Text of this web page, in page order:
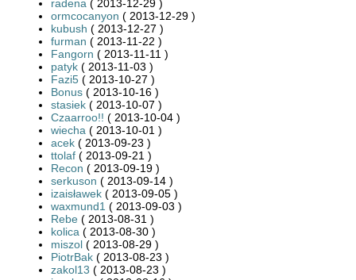
radena ( 2013-12-29 )
ormcocanyon ( 2013-12-29 )
kubush ( 2013-12-27 )
furman ( 2013-11-22 )
Fangorn ( 2013-11-11 )
patyk ( 2013-11-03 )
Fazi5 ( 2013-10-27 )
Bonus ( 2013-10-16 )
stasiek ( 2013-10-07 )
Czaarroo!! ( 2013-10-04 )
wiecha ( 2013-10-01 )
acek ( 2013-09-23 )
ttolaf ( 2013-09-21 )
Recon ( 2013-09-19 )
serkuson ( 2013-09-14 )
izaisławek ( 2013-09-05 )
waxmund1 ( 2013-09-03 )
Rebe ( 2013-08-31 )
kolica ( 2013-08-30 )
miszol ( 2013-08-29 )
PiotrBak ( 2013-08-23 )
zakol13 ( 2013-08-23 )